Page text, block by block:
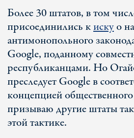
Более 30 штатов, в том
присоединились кискуо
антимонопольного
Google, поданному
республиканцами. Но
преследует Google в
концепцией
призываю другие штаты
этой тактике.